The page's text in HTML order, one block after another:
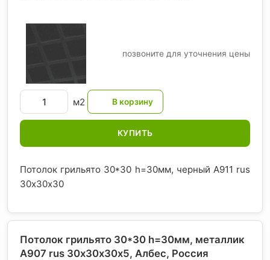
позвоните для уточнения цены
м2
КУПИТЬ
Потолок грильято 30*30 h=30мм, черный A911 rus
30х30х30
Потолок грильято 30*30 h=30мм, металлик
А907 rus 30х30х30х5, Албес, Россия